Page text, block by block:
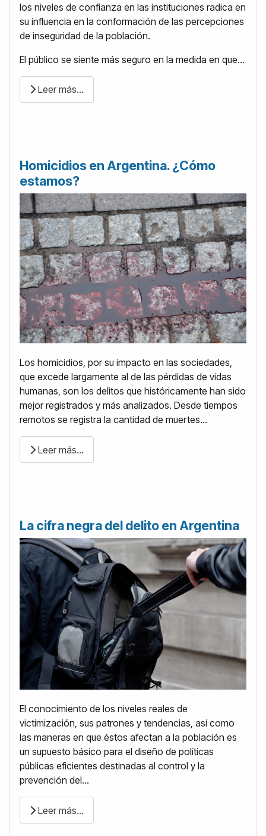
los niveles de confianza en las instituciones radica en
su influencia en la conformación de las percepciones
de inseguridad de la población.
El público se siente más seguro en la medida en que...
Leer más…
Homicidios en Argentina. ¿Cómo
estamos?
Los homicidios, por su impacto en las sociedades,
que excede largamente al de las pérdidas de vidas
humanas, son los delitos que históricamente han sido
mejor registrados y más analizados. Desde tiempos
remotos se registra la cantidad de muertes...
Leer más…
La cifra negra del delito en Argentina
El conocimiento de los niveles reales de
victimización, sus patrones y tendencias, así como
las maneras en que éstos afectan a la población es
un supuesto básico para el diseño de políticas
públicas eficientes destinadas al control y la
prevención del...
Leer más…